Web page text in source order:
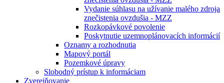
Vydanie súhlasu na užívanie malého zdroja
znečistenia ovzdušia - MZZ
Rozkopávkové povolenie
Poskytnutie uzemnoplánovacích informácií
Oznamy a rozhodnutia
Mapový portál
Pozemkové úpravy
Slobodný prístup k informáciam
Zverejňovanie